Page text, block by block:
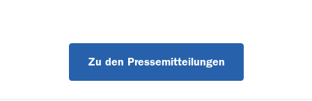
Zu den Pressemitteilungen